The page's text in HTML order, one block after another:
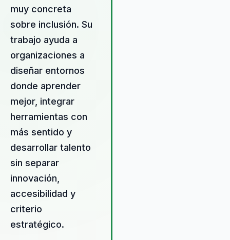
muy concreta
sobre inclusión. Su
trabajo ayuda a
organizaciones a
diseñar entornos
donde aprender
mejor, integrar
herramientas con
más sentido y
desarrollar talento
sin separar
innovación,
accesibilidad y
criterio
estratégico.